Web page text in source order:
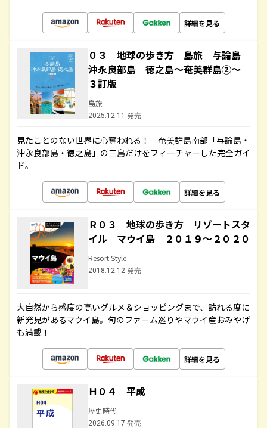
詳細を見る
０３ 地球の歩き方 島旅 与論島
沖永良部島 徳之島～奄美群島②～
３訂版
島旅
2025.12.11 発売
見たことのない世界に心奪われる！ 奄美群島南部「与論島・
沖永良部島・徳之島」の三島だけをフィーチャーした完全ガイ
ド。
詳細を見る
Ｒ０３ 地球の歩き方 リゾートスタ
イル マウイ島 ２０１９～２０２０
Resort Style
2018.12.12 発売
大自然から感度の高いグルメ＆ショッピングまで、訪れる度に
新発見があるマウイ島。旬のファーム巡りやマウイ産おみやげ
も満載！
詳細を見る
Ｈ０４ 平成
歴史時代
2026.09.17 発売